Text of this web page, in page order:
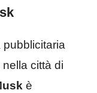
città di
è